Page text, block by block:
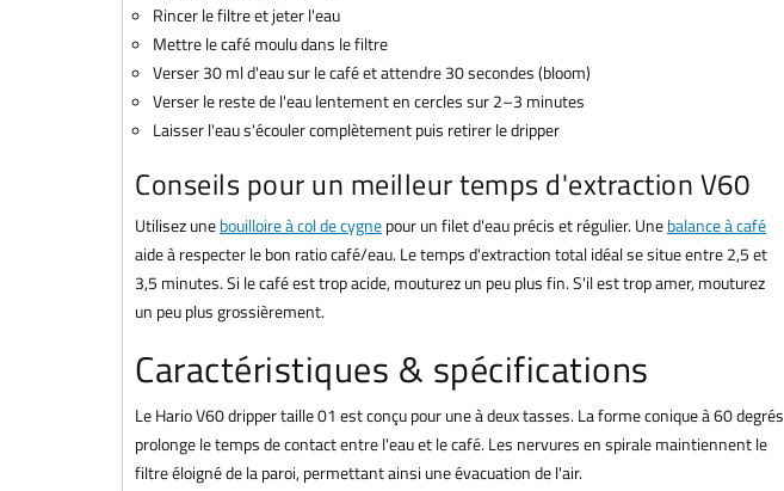
Rincer le filtre et jeter l'eau
Mettre le café moulu dans le filtre
Verser 30 ml d'eau sur le café et attendre 30 secondes (bloom)
Verser le reste de l'eau lentement en cercles sur 2–3 minutes
Laisser l'eau s'écouler complètement puis retirer le dripper
Conseils pour un meilleur temps d'extraction V60
Utilisez unebouilloire à col de cygnepour un filet d'eau précis et régulier. Unebalance à café
aide à respecter le bon ratio café/eau. Le temps d'extraction total idéal se situe entre 2,5 et
3,5 minutes. Si le café est trop acide, mouturez un peu plus fin. S'il est trop amer, mouturez
un peu plus grossièrement.
Caractéristiques & spécifications
Le Hario V60 dripper taille 01 est conçu pour une à deux tasses. La forme conique à 60 degrés
prolonge le temps de contact entre l'eau et le café. Les nervures en spirale maintiennent le
filtre éloigné de la paroi, permettant ainsi une évacuation de l'air.